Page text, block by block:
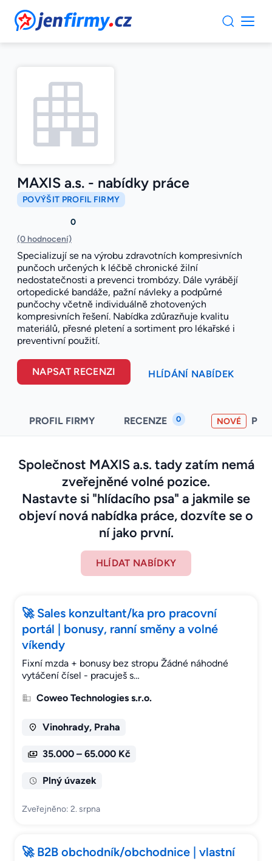
JenFirmy.cz
MAXIS a.s. - nabídky práce
POVÝŠIT PROFIL FIRMY
0
(0 hodnocení)
Specializují se na výrobu zdravotních kompresivních
punčoch určených k léčbě chronické žilní
nedostatečnosti a prevenci trombózy. Dále vyrábějí
ortopedické bandáže, pažní návleky a podpůrné
punčochy včetně individuálně zhotovených
kompresivních řešení. Nabídka zdůrazňuje kvalitu
materiálů, přesné pletení a sortiment pro lékařské i
preventivní použití.
NAPSAT RECENZI HLÍDÁNÍ NABÍDEK
PROFIL FIRMY RECENZE 0 NOVÉ
Společnost MAXIS a.s. tady zatím nemá
zveřejněné volné pozice.
Nastavte si "hlídacího psa" a jakmile se
objeví nová nabídka práce, dozvíte se o
ní jako první.
HLÍDAT NABÍDKY
🚀 Sales konzultant/ka pro pracovní
portál | bonusy, ranní směny a volné
víkendy
Fixní mzda + bonusy bez stropu Žádné náhodné
vytáčení čísel - pracuješ s…
Coweo Technologies s.r.o.
Vinohrady, Praha
35.000 – 65.000 Kč
Plný úvazek
Zveřejněno: 2. srpna
🚀 B2B obchodník/obchodnice | vlastní